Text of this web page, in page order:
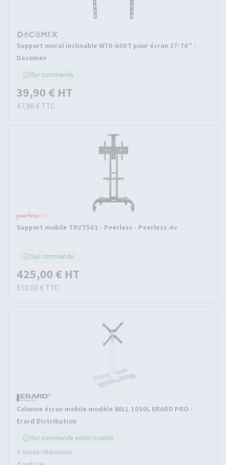
Support mural inclinable W70-600T pour écran 37-70'' -
Dacomex
Sur commande
39,90 € HT
47,88 € TTC
Support mobile TRVT561 - Peerless - Peerless-Av
Sur commande
425,00 € HT
510,00 € TTC
Colonne écran mobile modèle WILL 1050L ERARD PRO -
Erard Distribution
Sur commande selon modèle
3 autres références